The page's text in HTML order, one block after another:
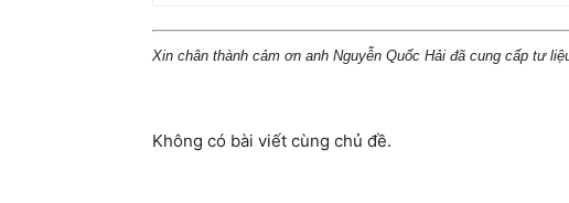
Xin chân thành cảm ơn anh Nguyễn Quốc Hải đã cung cấp tư
Không có bài viết cùng chủ đề.